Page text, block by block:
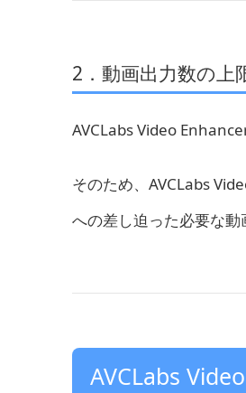
2．動画出力数の上
AVCLabs Video
そのため、AVCLabs
への差し迫った必要な動
AVCLabs